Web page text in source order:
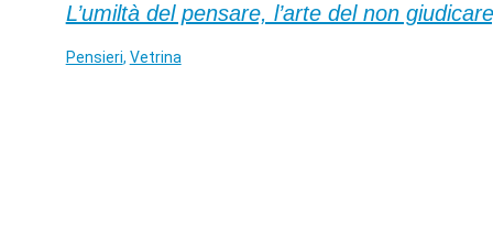
L’umiltà del pensare, l’arte del non
Pensieri, Vetrina